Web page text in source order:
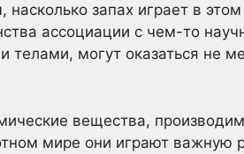
насколько запах играет в
ассоциации с чем-то
могут оказаться не
вещества,
мире они играют важную